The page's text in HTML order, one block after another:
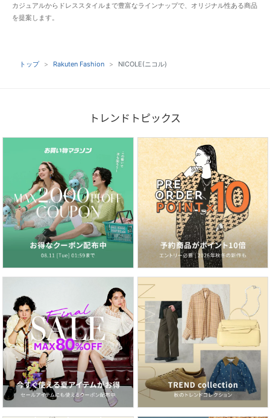
カジュアルからドレススタイルまで豊富なラインナップで、オリジナル性ある商品
を提案します。
トップ Rakuten Fashion NICOLE(ニコル)
トレンドトピックス